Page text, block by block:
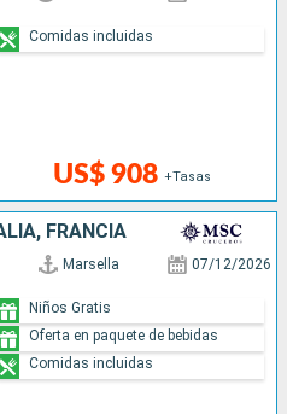
US$ 908 +Tasas
Comidas incluidas
FRANCIA
Marsella 07/12/2026
Niños Gratis
Oferta en paquete de bebidas
Comidas incluidas